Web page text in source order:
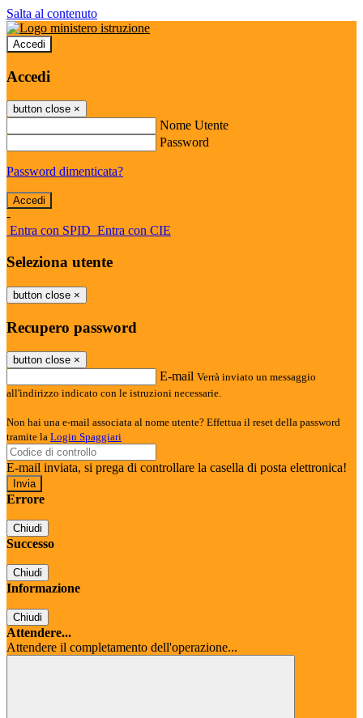
Salta al contenuto
Accedi
Accedi
button close ×
Nome Utente
Password
Password dimenticata?
-
Entra con SPID Entra con CIE
Seleziona utente
button close ×
Recupero password
button close ×
E-mail Verrà inviato un messaggio
all'indirizzo indicato con le istruzioni necessarie.
Non hai una e-mail associata al nome utente? Effettua il reset della password
tramite la Login Spaggiari
E-mail inviata, si prega di controllare la casella di posta elettronica!
Errore
Chiudi
Successo
Chiudi
Informazione
Chiudi
Attendere...
Attendere il completamento dell'operazione...